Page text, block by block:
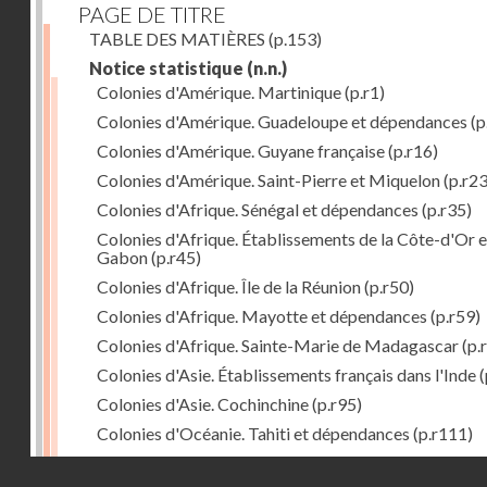
PAGE DE TITRE
TABLE DES MATIÈRES (p.153)
Notice statistique (n.n.)
Colonies d'Amérique. Martinique(p.r1)
Colonies d'Amérique. Guadeloupe et dépendances
Colonies d'Amérique. Guyane française(p.r16)
Colonies d'Amérique. Saint-Pierre et Miquelon
Colonies d'Afrique. Sénégal et dépendances (p.r35)
Colonies d'Afrique. Établissements de la Côte-d'Or
Gabon(p.r45)
Colonies d'Afrique. Île de la Réunion(p.r50)
Colonies d'Afrique. Mayotte et dépendances (p.r59)
Colonies d'Afrique. Sainte-Marie de Madagascar
Colonies d'Asie. Établissements français dans l'Inde
Colonies d'Asie. Cochinchine(p.r95)
Colonies d'Océanie. Tahiti et dépendances (p.r111)
Colonies d'Océanie. Nouvelle-Calédonie(p.r130)